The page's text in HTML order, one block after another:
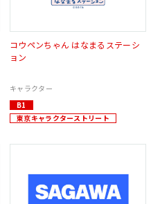
コウペンちゃん はなまるステーシ
ョン
キャラクター
B1
東京キャラクターストリート